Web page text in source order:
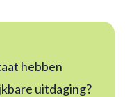
hebben
uitdaging?